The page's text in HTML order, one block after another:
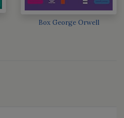
Box George Orwell